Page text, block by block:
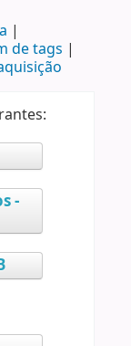
de tags
-